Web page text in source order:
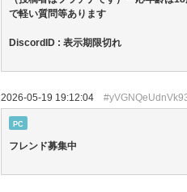
で軽い質問等あります
DiscordID : 表示期限切れ
2026-05-19 19:12:04
PC
フレンド募集中